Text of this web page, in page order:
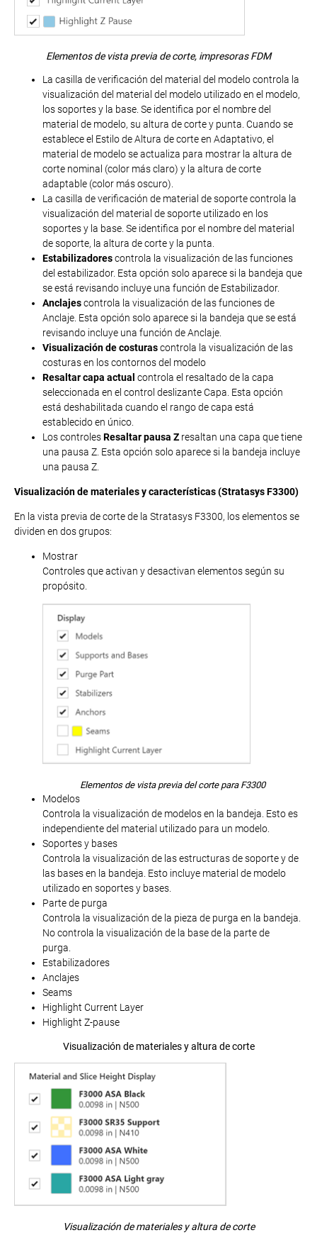
Elementos de vista previa de corte, impresoras FDM
La casilla de verificación del material del modelo controla la
visualización del material del modelo utilizado en el modelo,
los soportes y la base. Se identifica por el nombre del
material de modelo, su altura de corte y punta. Cuando se
establece el Estilo de Altura de corte en Adaptativo, el
material de modelo se actualiza para mostrar la altura de
corte nominal (color más claro) y la altura de corte
adaptable (color más oscuro).
La casilla de verificación de material de soporte controla la
visualización del material de soporte utilizado en los
soportes y la base. Se identifica por el nombre del material
de soporte, la altura de corte y la punta.
Estabilizadorescontrola la visualización de las funciones
del estabilizador. Esta opción solo aparece si la bandeja que
se está revisando incluye una función de Estabilizador.
Anclajescontrola la visualización de las funciones de
Anclaje. Esta opción solo aparece si la bandeja que se está
revisando incluye una función de Anclaje.
Visualización de costurascontrola la visualización de las
costuras en los contornos del modelo
Resaltar capa actual controla el resaltado de la capa
seleccionada en el control deslizante Capa. Esta opción
está deshabilitada cuando el rango de capa está
establecido en único.
Los controlesResaltar pausa Z resaltan una capa que tiene
una pausa Z. Esta opción solo aparece si la bandeja incluye
una pausa Z.
Visualización de materiales y características (Stratasys F3300)
En la vista previa de corte de la Stratasys F3300, los elementos se
dividen en dos grupos:
Mostrar
Controles que activan y desactivan elementos según su
propósito.
Elementos de vista previa del corte para F3300
Modelos
Controla la visualización de modelos en la bandeja. Esto es
independiente del material utilizado para un modelo.
Soportes y bases
Controla la visualización de las estructuras de soporte y de
las bases en la bandeja. Esto incluye material de modelo
utilizado en soportes y bases.
Parte de purga
Controla la visualización de la pieza de purga en la bandeja.
No controla la visualización de la base de la parte de
purga.
Estabilizadores
Anclajes
Seams
Highlight Current Layer
Highlight Z-pause
Visualización de materiales y altura de corte
Visualización de materiales y altura de corte